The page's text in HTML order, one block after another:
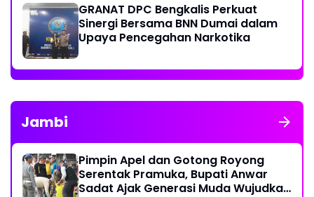
GRANAT DPC Bengkalis Perkuat
Sinergi Bersama BNN Dumai dalam
Upaya Pencegahan Narkotika
Jambi
Pimpin Apel dan Gotong Royong
Serentak Pramuka, Bupati Anwar
Sadat Ajak Generasi Muda Wujudkan